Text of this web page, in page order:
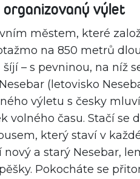
výlet
městem, které
na 850 metrů
– s pevninou, na níž
(letovisko
výletu s česky
volného času. Stačí se
který staví v
a starý Nesebar,
Pokocháte se